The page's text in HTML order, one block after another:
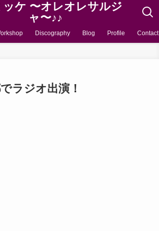
ッケ 〜オレオレサルジ
ャ〜♪♪
Discography Blog Profile Contact
ラジオ出演！